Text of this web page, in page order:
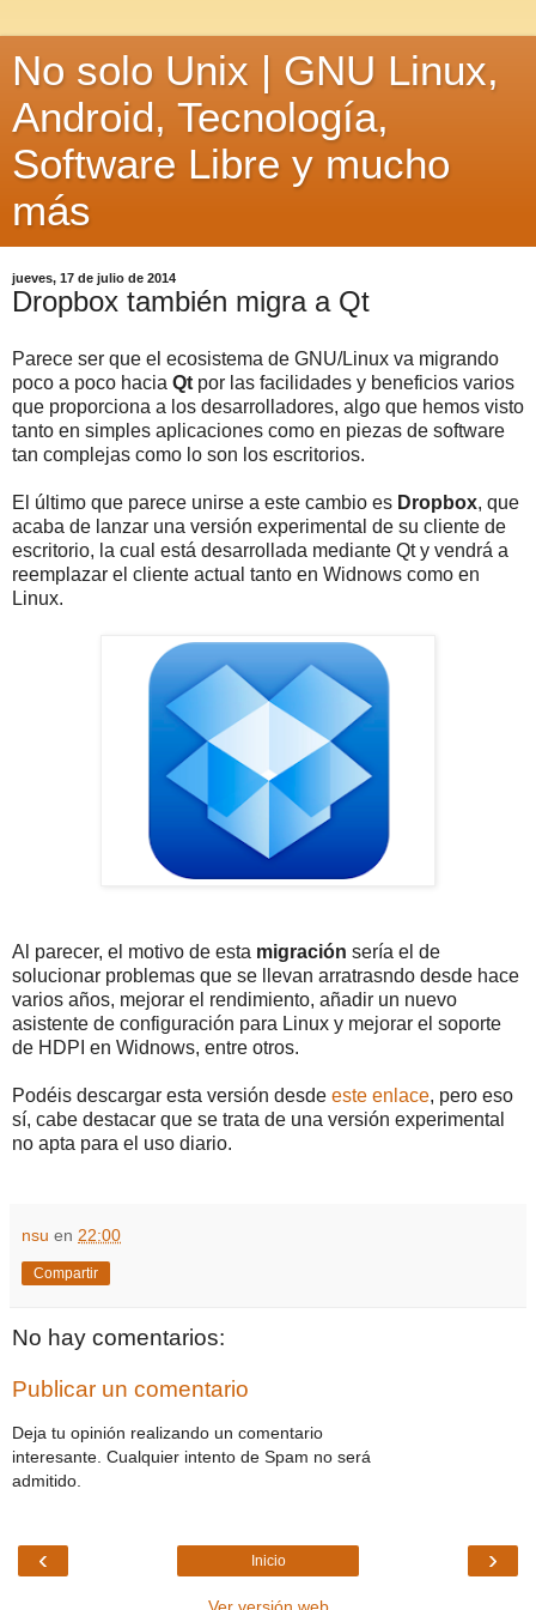
No solo Unix | GNU Linux,
Android, Tecnología,
Software Libre y mucho
más
jueves, 17 de julio de 2014
Dropbox también migra a Qt
Parece ser que el ecosistema de GNU/Linux va migrando
poco a poco hacia Qt por las facilidades y beneficios varios
que proporciona a los desarrolladores, algo que hemos visto
tanto en simples aplicaciones como en piezas de software
tan complejas como lo son los escritorios.
El último que parece unirse a este cambio es Dropbox, que
acaba de lanzar una versión experimental de su cliente de
escritorio, la cual está desarrollada mediante Qt y vendrá a
reemplazar el cliente actual tanto en Widnows como en
Linux.
Al parecer, el motivo de esta migración sería el de
solucionar problemas que se llevan arratrasndo desde hace
varios años, mejorar el rendimiento, añadir un nuevo
asistente de configuración para Linux y mejorar el soporte
de HDPI en Widnows, entre otros.
Podéis descargar esta versión desde este enlace, pero eso
sí, cabe destacar que se trata de una versión experimental
no apta para el uso diario.
nsu en 22:00
Compartir
No hay comentarios:
Publicar un comentario
Deja tu opinión realizando un comentario
interesante. Cualquier intento de Spam no será
admitido.
‹ ›
Inicio